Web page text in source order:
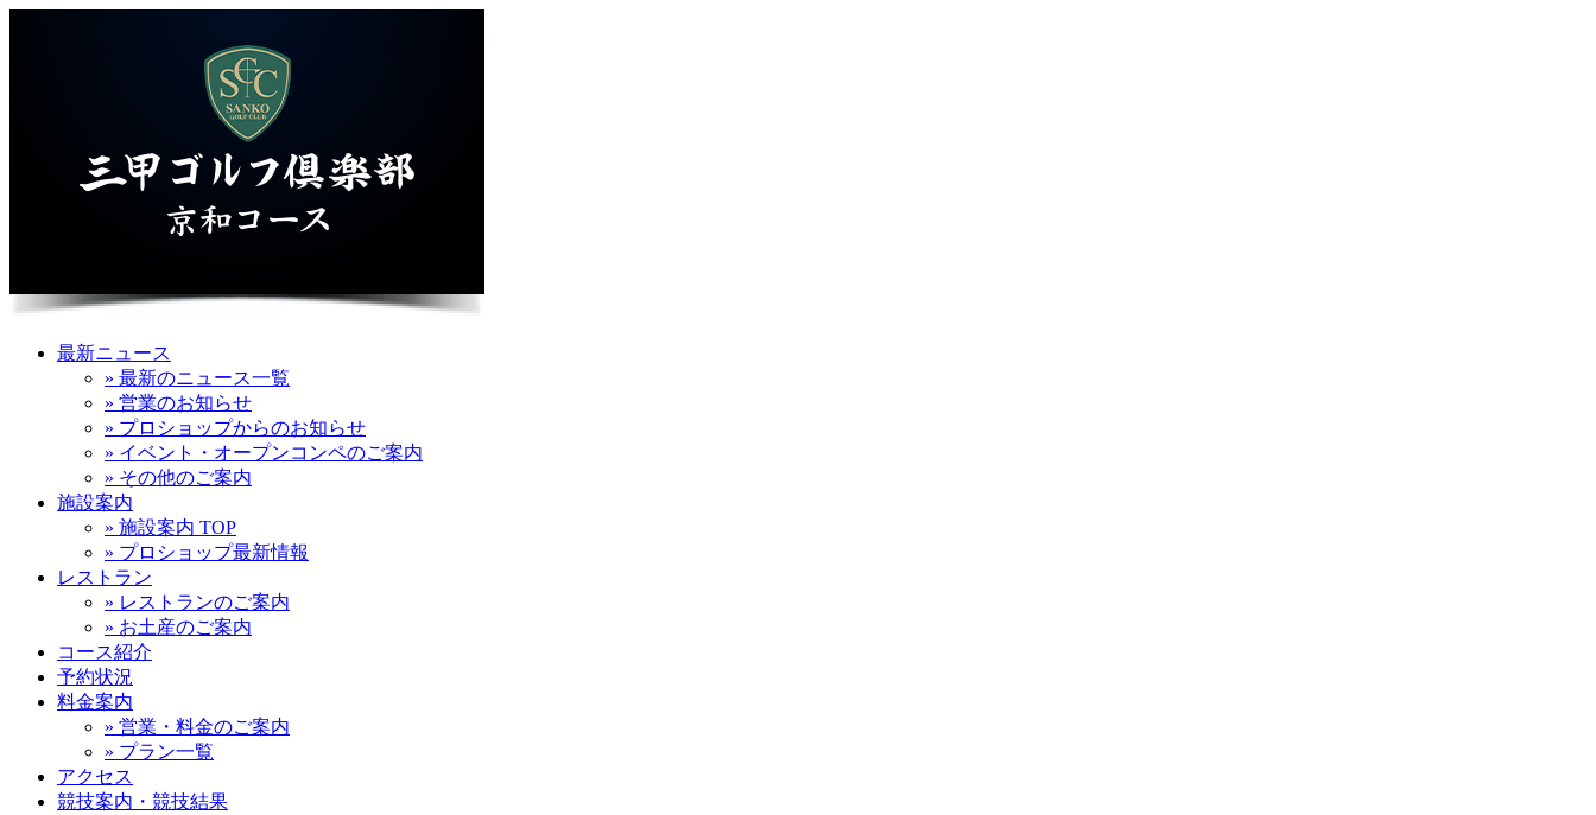
最新ニュース
» 最新のニュース一覧
» 営業のお知らせ
» プロショップからのお知らせ
» イベント・オープンコンペのご案内
» その他のご案内
施設案内
» 施設案内 TOP
» プロショップ最新情報
レストラン
» レストランのご案内
» お土産のご案内
コース紹介
予約状況
料金案内
» 営業・料金のご案内
» プラン一覧
アクセス
競技案内・競技結果